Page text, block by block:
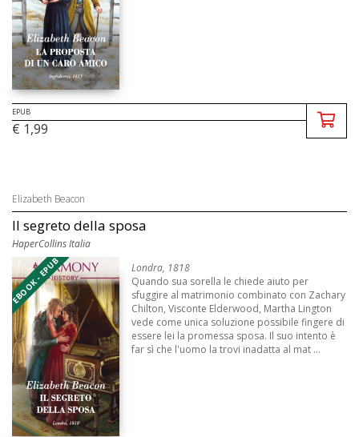
EPUB
€ 1,99
Elizabeth Beacon
Il segreto della sposa
HaperCollins Italia
EBOOK - EPUB
Londra, 1818
Quando sua sorella le chiede aiuto per
sfuggire al matrimonio combinato con Zachary
Chilton, Visconte Elderwood, Martha Lington
vede come unica soluzione possibile fingere di
essere lei la promessa sposa. Il suo intento è
far sì che l'uomo la trovi inadatta al mat ...